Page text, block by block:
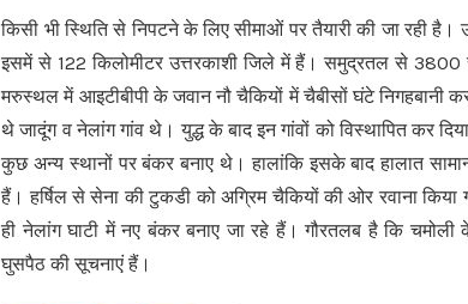
किसी भी स्थिति से निपटने के लिए सीमाओं पर तैयारी की जा रही
इसमें से 122 किलोमीटर उत्तरकाशी जिले में हैं। समुद्रतल से
मरुस्थल में आइटीबीपी के जवान नौ चैकियों में चैबीसों घंटे
थे जादूंग व नेलांग गांव थे। युद्ध के बाद इन गांवों को विस्थापित कर
कुछ अन्य स्थानों पर बंकर बनाए थे। हालांकि इसके बाद हालात
हैं। हर्षिल से सेना की टुकडी को अग्रिम चैकियों की ओर रवाना
ही नेलांग घाटी में नए बंकर बनाए जा रहे हैं। गौरतलब है कि चमोली
घुसपैठ की सूचनाएं हैं।